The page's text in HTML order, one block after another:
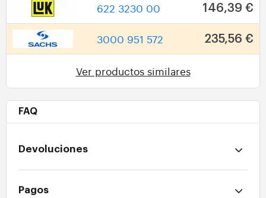
622 3230 00 146,39 €
3000 951 572 235,56 €
Ver productos similares
FAQ
Devoluciones
Pagos